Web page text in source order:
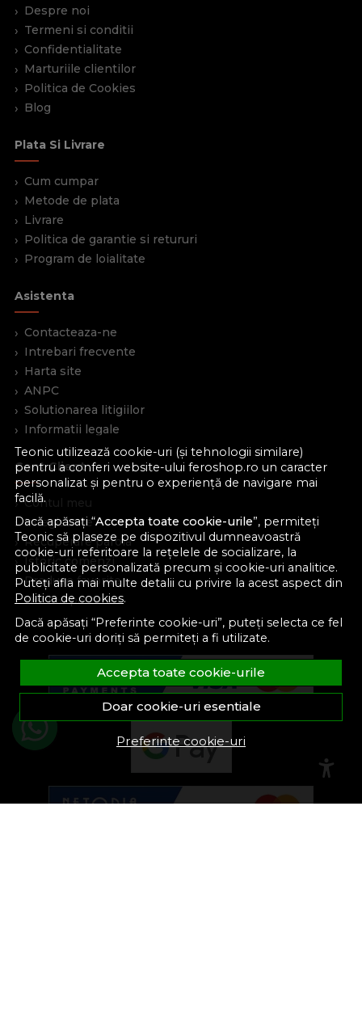
Teonic utilizează cookie-uri (și tehnologii similare)
pentru a conferi website-ului feroshop.ro un caracter
personalizat și pentru o experiență de navigare mai
facilă.
Dacă apăsați “Accepta toate cookie-urile”, permiteți
Teonic să plaseze pe dispozitivul dumneavoastră
cookie-uri referitoare la rețelele de socializare, la
publicitate personalizată precum și cookie-uri analitice.
Puteți afla mai multe detalii cu privire la acest aspect din
Politica de cookies.
Dacă apăsați “Preferinte cookie-uri”, puteți selecta ce fel
de cookie-uri doriți să permiteți a fi utilizate.
Accepta toate cookie-urile
Doar cookie-uri esentiale
Preferinte cookie-uri
Despre noi
Termeni si conditii
Confidentialitate
Marturiile clientilor
Politica de Cookies
Blog
Plata Si Livrare
Cum cumpar
Metode de plata
Livrare
Politica de garantie si retururi
Program de loialitate
Asistenta
Contacteaza-ne
Intrebari frecvente
Harta site
ANPC
Solutionarea litigiilor
Informatii legale
Cont Client
Contul meu
Inregistrare
Recuperare parola
Istoric comenzi
Produse favorite
Devino partener